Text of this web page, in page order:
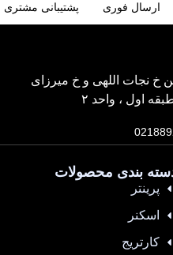
ارسال فوری پشتیبانی مشتری
خ نجات اللهی و خ میرزای
بندی محصولات
پرینتر
اسکنر
کارتریج